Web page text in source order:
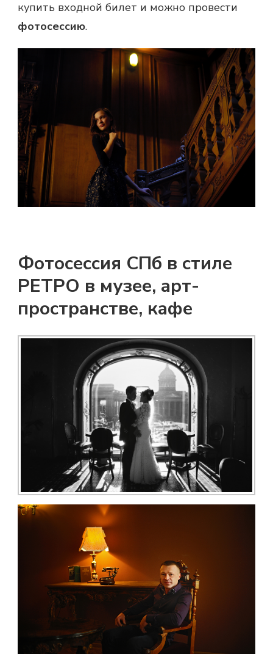
купить входной билет и можно провести
фотосессию.
Фотосессия СПб в стиле
РЕТРО в музее, арт-
пространстве, кафе